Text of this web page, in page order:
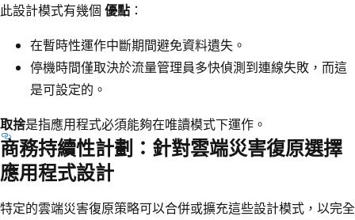
此設計模式有幾個 優點 ：
在暫時性運作中斷期間避免資料遺失。
停機時間僅取決於流量管理員多快偵測到連線失敗，而這
是可設定的。
取捨是指應用程式必須能夠在唯讀模式下運作。
商務持續性計劃：針對雲端災害復原選擇
應用程式設計
特定的雲端災害復原策略可以合併或擴充這些設計模式，以完全